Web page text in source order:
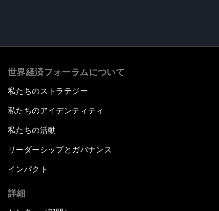
世界経済フォーラムについて
私たちのストラテジー
私たちのアイデンティティ
私たちの活動
リーダーシップとガバナンス
インパクト
詳細